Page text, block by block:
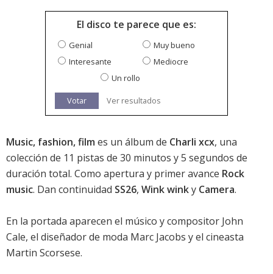
El disco te parece que es:
Genial
Muy bueno
Interesante
Mediocre
Un rollo
Votar Ver resultados
Music, fashion, film es un álbum de Charli xcx, una
colección de 11 pistas de 30 minutos y 5 segundos de
duración total. Como apertura y primer avance Rock
music. Dan continuidad SS26, Wink winky Camera.
En la portada aparecen el músico y compositor John
Cale, el diseñador de moda Marc Jacobs y el cineasta
Martin Scorsese.